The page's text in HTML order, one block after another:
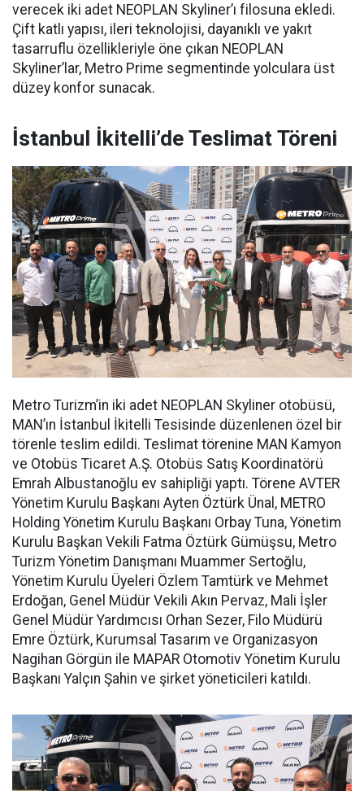
verecek iki adet NEOPLAN Skyliner’ı filosuna ekledi.
Çift katlı yapısı, ileri teknolojisi, dayanıklı ve yakıt
tasarruflu özellikleriyle öne çıkan NEOPLAN
Skyliner’lar, Metro Prime segmentinde yolculara üst
düzey konfor sunacak.
İstanbul İkitelli’de Teslimat Töreni
Metro Turizm’in iki adet NEOPLAN Skyliner otobüsü,
MAN’ın İstanbul İkitelli Tesisinde düzenlenen özel bir
törenle teslim edildi. Teslimat törenine MAN Kamyon
ve Otobüs Ticaret A.Ş. Otobüs Satış Koordinatörü
Emrah Albustanoğlu ev sahipliği yaptı. Törene AVTER
Yönetim Kurulu Başkanı Ayten Öztürk Ünal, METRO
Holding Yönetim Kurulu Başkanı Orbay Tuna, Yönetim
Kurulu Başkan Vekili Fatma Öztürk Gümüşsu, Metro
Turizm Yönetim Danışmanı Muammer Sertoğlu,
Yönetim Kurulu Üyeleri Özlem Tamtürk ve Mehmet
Erdoğan, Genel Müdür Vekili Akın Pervaz, Mali İşler
Genel Müdür Yardımcısı Orhan Sezer, Filo Müdürü
Emre Öztürk, Kurumsal Tasarım ve Organizasyon
Nagihan Görgün ile MAPAR Otomotiv Yönetim Kurulu
Başkanı Yalçın Şahin ve şirket yöneticileri katıldı.